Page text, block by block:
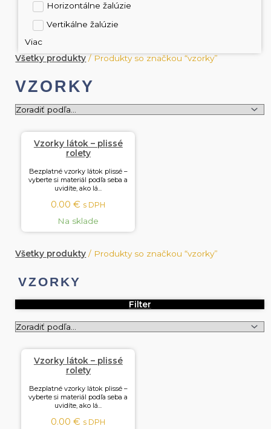
Horizontálne žalúzie
Vertikálne žalúzie
Viac
Všetky produkty / Produkty so značkou “vzorky”
VZORKY
Na sklade
Vzorky látok – plissé
rolety
0.00€ s DPH
Bezplatné vzorky látok plissé –
vyberte si materiál podľa seba a
uvidíte, ako lá...
Všetky produkty / Produkty so značkou “vzorky”
VZORKY
Filter
Vzorky látok – plissé
rolety
0.00€ s DPH
Bezplatné vzorky látok plissé –
vyberte si materiál podľa seba a
uvidíte, ako lá...